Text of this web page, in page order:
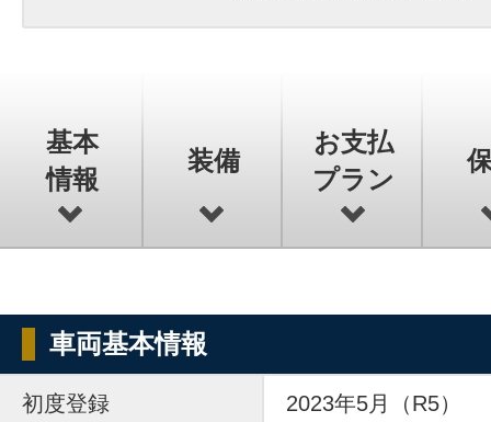
基本
情報
装備
お支払
プラン
車両基本情報
初度登録 2023年5月（R5）